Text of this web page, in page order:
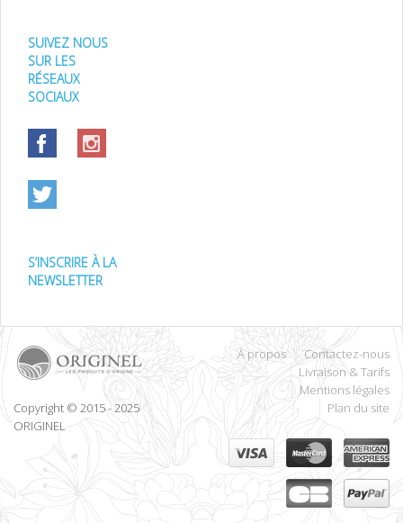
SUIVEZ NOUS
SUR LES
RÉSEAUX
SOCIAUX
S’INSCRIRE À LA
NEWSLETTER
Copyright © 2015 - 2025
ORIGINEL
À propos
Contactez-nous
Livraison & Tarifs
Mentions légales
Plan du site